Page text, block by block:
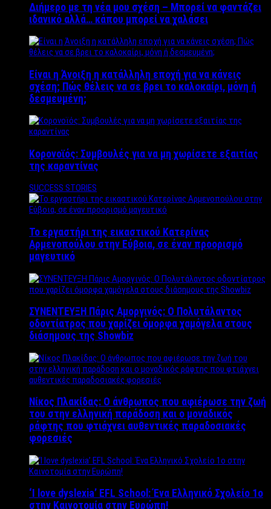
Διήμερο με τη νέα μου σχέση – Μπορεί να φαντάζει
ιδανικό αλλά… κάπου μπορεί να χαλάσει
Είναι η Άνοιξη η κατάλληλη εποχή για να κάνεις
σχέση; Πώς θέλεις να σε βρει το καλοκαίρι, μόνη ή
δεσμευμένη;
Κορονοϊός: Συμβουλές για να μη χωρίσετε εξαιτίας
της καραντίνας
SUCCESS STORIES
Το εργαστήρι της εικαστικού Κατερίνας
Αρμενοπούλου στην Εύβοια, σε έναν προορισμό
μαγευτικό
ΣΥΝΕΝΤΕΥΞΗ Πάρις Αμοργινός: O Πολυτάλαντος
οδοντίατρος που χαρίζει όμορφα χαμόγελα στους
διάσημους της Showbiz
Νίκος Πλακίδας: O άνθρωπος που αφιέρωσε την ζωή
του στην ελληνική παράδοση και ο μοναδικός
ράφτης που φτιάχνει αυθεντικές παραδοσιακές
φορεσιές
‘Ι love dyslexia’ EFL School: Ένα Ελληνικό Σχολείo 1ο
στην Καινοτομία στην Ευρώπη!